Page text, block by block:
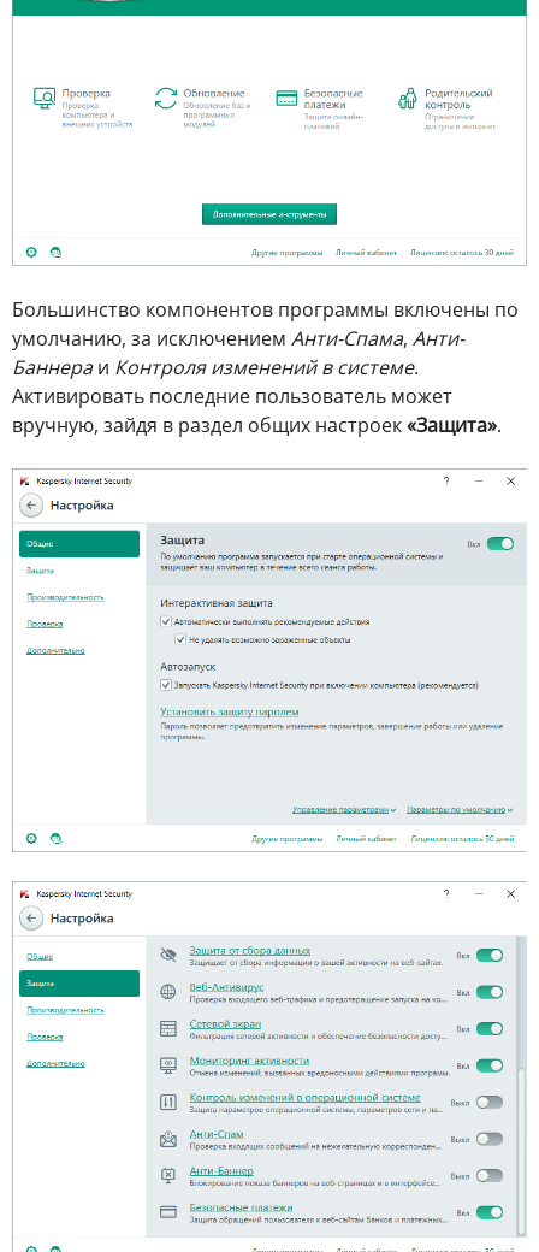
Большинство компонентов программы включены по
умолчанию, за исключением Анти-Спама, Анти-
Баннераи Контроля изменений в системе.
Активировать последние пользователь может
вручную, зайдя в раздел общих настроек«Защита».